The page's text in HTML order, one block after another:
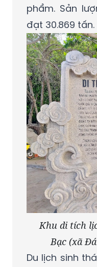
phẩm. Sản
đạt 30.869 tấn.
Khu di tích
Bạc (xã
Du lịch sinh